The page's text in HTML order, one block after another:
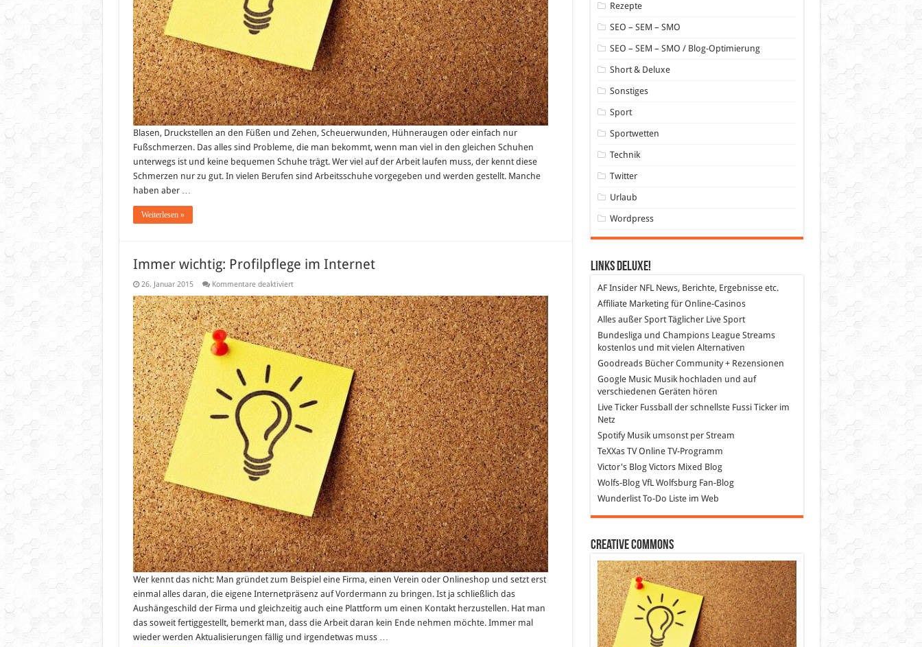
Blasen, Druckstellen an den Füßen und Zehen, Scheuerwunden, Hühneraugen oder einfach nur
Fußschmerzen. Das alles sind Probleme, die man bekommt, wenn man viel in den gleichen Schuhen
unterwegs ist und keine bequemen Schuhe trägt. Wer viel auf der Arbeit laufen muss, der kennt diese
Schmerzen nur zu gut. In vielen Berufen sind Arbeitsschuhe vorgegeben und werden gestellt. Manche
haben aber …
Weiterlesen »
Immer wichtig: Profilpflege im Internet
26. Januar 2015 Kommentare deaktiviertfür
wichtig:
Profilpflege
im
Internet
Wer kennt das nicht: Man gründet zum Beispiel eine Firma, einen Verein oder Onlineshop und setzt erst
einmal alles daran, die eigene Internetpräsenz auf Vordermann zu bringen. Ist ja schließlich das
Aushängeschild der Firma und gleichzeitig auch eine Plattform um einen Kontakt herzustellen. Hat man
das soweit fertiggestellt, bemerkt man, dass die Arbeit daran kein Ende nehmen möchte. Immer mal
wieder werden Aktualisierungen fällig und irgendetwas muss …
Rezepte
SEO – SEM – SMO
SEO – SEM – SMO / Blog-Optimierung
Short & Deluxe
Sonstiges
Sport
Sportwetten
Technik
Twitter
Urlaub
Wordpress
Links DeLuXe!
AF InsiderNFL News, Berichte, Ergebnisse etc.
Affiliate Marketingfür Online-Casinos
Alles außer SportTäglicher Live Sport
Bundesliga und Champions League Streams
kostenlos und mit vielen Alternativen
GoodreadsBücher Community + Rezensionen
Google MusicMusik hochladen und auf
verschiedenen Geräten hören
Live Ticker Fussball
der schnellste Fussi Ticker im
Netz
SpotifyMusik umsonst per Stream
TeXXas TVOnline TV-Programm
Victor's BlogVictors Mixed Blog
Wolfs-BlogVfL Wolfsburg Fan-Blog
WunderlistTo-Do Liste im Web
Creative Commons